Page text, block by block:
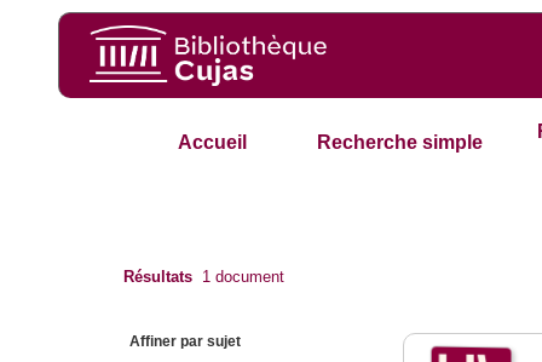
Accueil Recherche simple
Résultats 1 document
Affiner par sujet